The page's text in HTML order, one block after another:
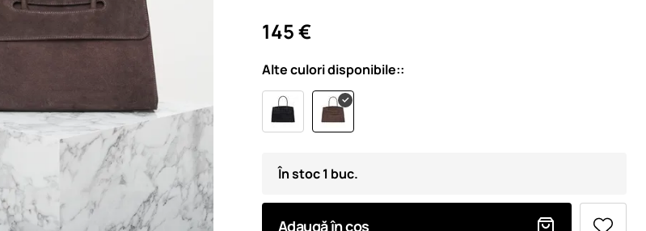
145 €
Alte culori disponibile::
În stoc 1 buc.
Adaugă în coș